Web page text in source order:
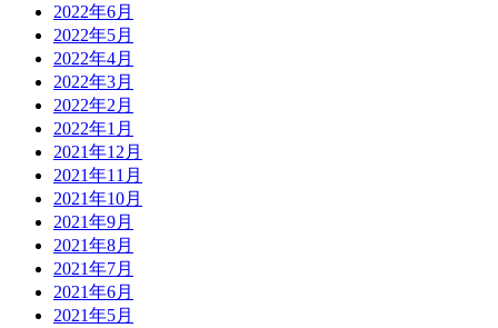
2022年6月
2022年5月
2022年4月
2022年3月
2022年2月
2022年1月
2021年12月
2021年11月
2021年10月
2021年9月
2021年8月
2021年7月
2021年6月
2021年5月